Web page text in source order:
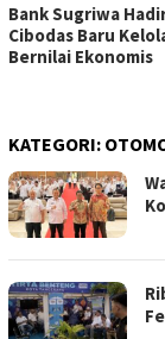
Bank Sugriwa
Cibodas Baru
Bernilai Ekonomis
KATEGORI: